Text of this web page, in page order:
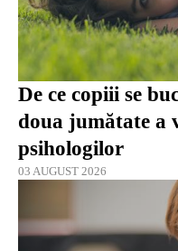
De ce copiii se
doua jumătate a
psihologilor
03 AUGUST 2026